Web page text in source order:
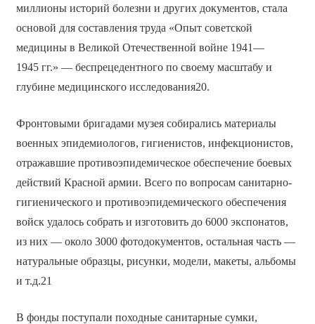
миллионы историй болезни и других документов, стала
основой для составления труда «Опыт советской
медицины в Великой Отечественной войне 1941—
1945 гг.» — беспрецедентного по своему масштабу и
глубине медицинского исследования20.
Фронтовыми бригадами музея собирались материалы
военных эпидемиологов, гигиенистов, инфекционистов,
отражавшие противоэпидемическое обеспечение боевых
действий Красной армии. Всего по вопросам санитарно-
гигиенического и противоэпидемического обеспечения
войск удалось собрать и изготовить до 6000 экспонатов,
из них — около 3000 фотодокументов, остальная часть —
натуральные образцы, рисунки, модели, макеты, альбомы
и т.д.21
В фонды поступали походные санитарные сумки,